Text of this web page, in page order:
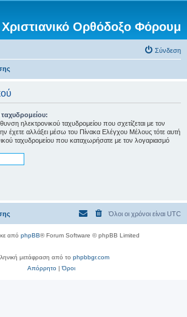
Ορθόδοξο Φόρουμ
Σύνδεση
ηλεκτρονικού ταχυδρομείου που σχετίζεται με τον
έχετε αλλάξει μέσω του Πίνακα Ελέγχου Μέλους τότε αυτή
ταχυδρομείου που καταχωρήσατε με τον λογαριασμό
Όλοι οι χρόνοι είναι UTC
από phpBB® Forum Software © phpBB Limited
μετάφραση από το phpbbgr.com
Απόρρητο|Όροι